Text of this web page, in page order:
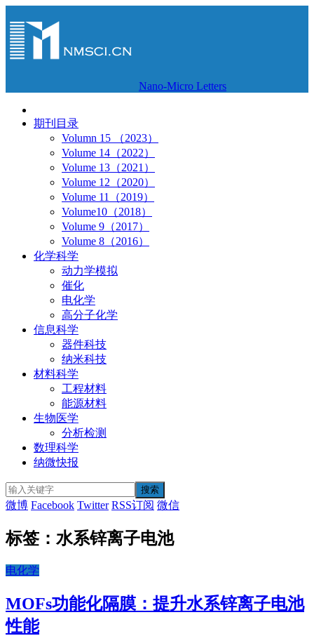
Nano-Micro Letters
期刊目录
Volumn 15 （2023）
Volume 14（2022）
Volume 13（2021）
Volume 12（2020）
Volume 11（2019）
Volume10（2018）
Volume 9（2017）
Volume 8（2016）
化学科学
动力学模拟
催化
电化学
高分子化学
信息科学
器件科技
纳米科技
材料科学
工程材料
能源材料
生物医学
分析检测
数理科学
纳微快报
微博 Facebook Twitter RSS订阅 微信
标签：水系锌离子电池
电化学
MOFs功能化隔膜：提升水系锌离子电池
性能